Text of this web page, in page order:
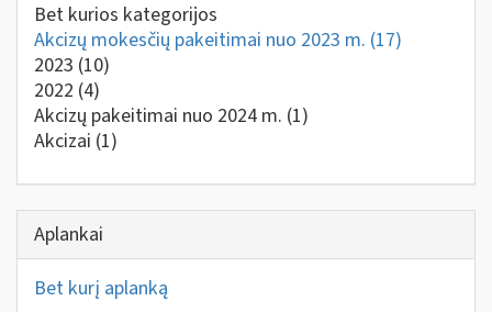
Bet kurios kategorijos
Akcizų mokesčių pakeitimai nuo 2023 m. (17)
2023 (10)
2022 (4)
Akcizų pakeitimai nuo 2024 m. (1)
Akcizai (1)
Aplankai
Bet kurį aplanką